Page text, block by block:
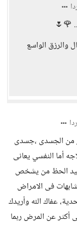
🌹🌷
والرزق الواسع
من الجسدى ،جسدى
أما النفسي يعانى
الحظ من يشخص
فى الامراض
عفاك الله وأريدك
أكثر عن المرض ربما